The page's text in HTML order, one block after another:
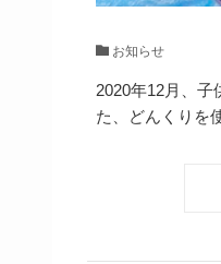
お知らせ
2020年12月、
た、どんくりを